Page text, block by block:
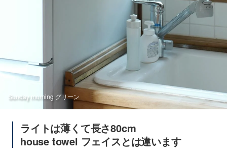
Sunday morning グリーン
ライトは薄くて長さ80cm
house towel フェイスとは違います